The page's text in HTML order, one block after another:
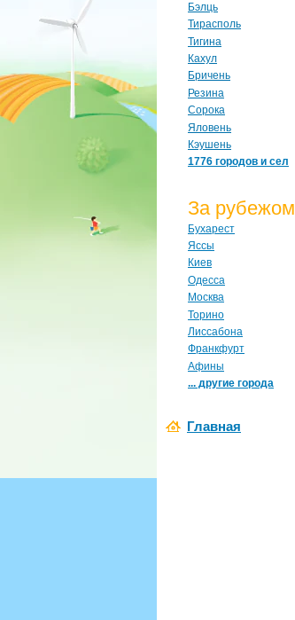
Бэлць
Тирасполь
Тигина
Кахул
Бричень
Резина
Сорока
Яловень
Кэушень
1776 городов и сел
За рубежом
Бухарест
Яссы
Киев
Одесса
Москва
Торино
Лиссабона
Франкфурт
Афины
... другие города
Главная